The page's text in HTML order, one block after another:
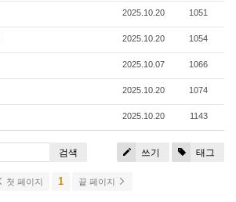
2025.10.20 1051
2025.10.20 1054
2025.10.07 1066
2025.10.20 1074
2025.10.20 1143
쓰기 태그
검색
첫 페이지 1 끝 페이지